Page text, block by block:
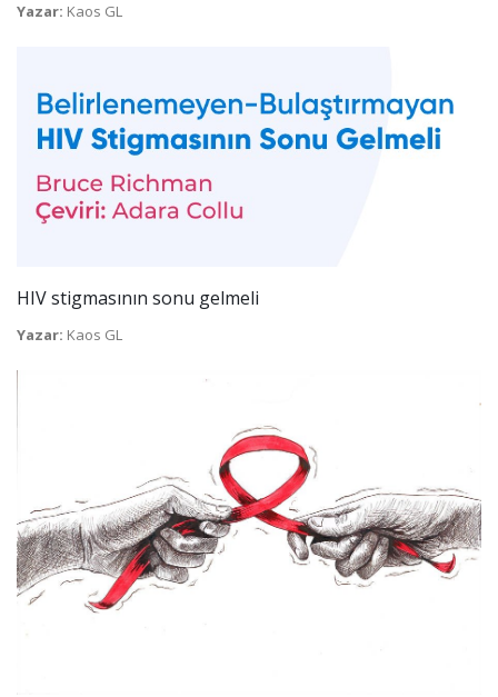
Yazar: Kaos GL
HIV stigmasının sonu gelmeli
Yazar: Kaos GL